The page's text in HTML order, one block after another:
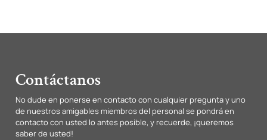
Contáctanos
No dude en ponerse en contacto con cualquier pregunta y uno
de nuestros amigables miembros del personal se pondrá en
contacto con usted lo antes posible, y recuerde, ¡queremos
saber de usted!